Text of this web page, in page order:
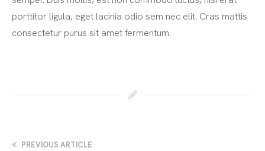
porttitor ligula, eget lacinia odio sem nec elit. Cras mattis
consectetur purus sit amet fermentum.
PREVIOUS ARTICLE